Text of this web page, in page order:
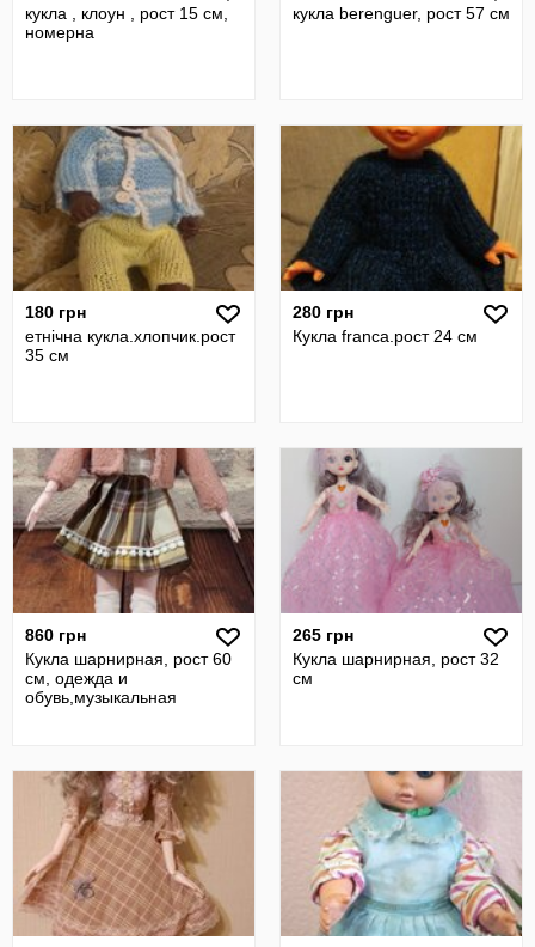
кукла , клоун , рост 15 см,
номерна
кукла berenguer, рост 57 см
180 грн
етнічна кукла.хлопчик.рост
35 см
280 грн
Кукла franca.рост 24 см
860 грн
Кукла шарнирная, рост 60
см, одежда и
обувь,музыкальная
265 грн
Кукла шарнирная, рост 32
см